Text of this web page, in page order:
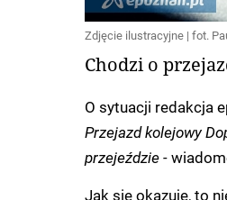
Zdjęcie ilustracyjne | fot.
Chodzi o
O sytuacji redakcja
Przejazd kolejowy
przejeździe -
Jak się okazuje, to